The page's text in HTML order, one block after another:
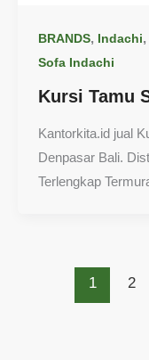
BRANDS, Indachi,
Sofa Indachi
Kursi Tamu
Kantorkita.id jual
Denpasar Bali.
Terlengkap
1 2